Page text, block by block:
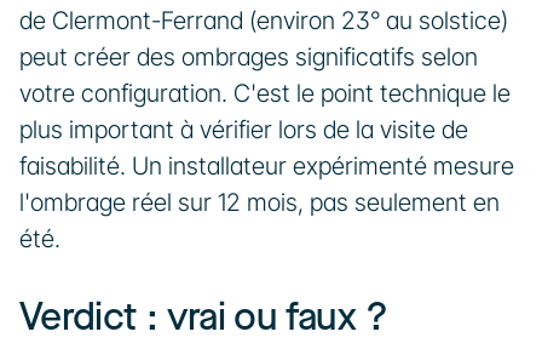
de Clermont-Ferrand (environ 23° au solstice)
peut créer des ombrages significatifs selon
votre configuration. C'est le point technique le
plus important à vérifier lors de la visite de
faisabilité. Un installateur expérimenté mesure
l'ombrage réel sur 12 mois, pas seulement en
été.
Verdict : vrai ou faux ?